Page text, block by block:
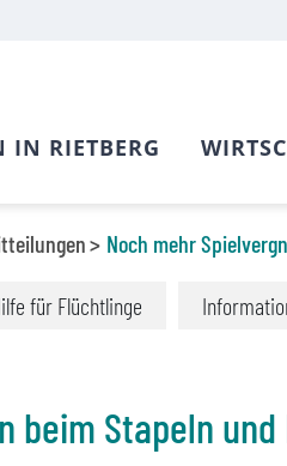
Noch mehr
für Flüchtlinge
beim Stapeln und
IN RIETBERG